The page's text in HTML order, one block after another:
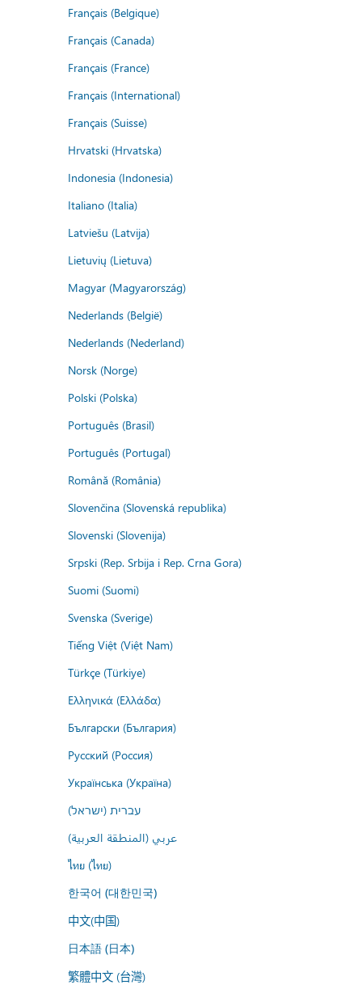
Français (Belgique)
Français (Canada)
Français (France)
Français (International)
Français (Suisse)
Hrvatski (Hrvatska)
Indonesia (Indonesia)
Italiano (Italia)
Latviešu (Latvija)
Lietuvių (Lietuva)
Magyar (Magyarország)
Nederlands (België)
Nederlands (Nederland)
Norsk (Norge)
Polski (Polska)
Português (Brasil)
Português (Portugal)
Română (România)
Slovenčina (Slovenská republika)
Slovenski (Slovenija)
Srpski (Rep. Srbija i Rep. Crna Gora)
Suomi (Suomi)
Svenska (Sverige)
Tiếng Việt (Việt Nam)
Türkçe (Türkiye)
Ελληνικά (Ελλάδα)
Български (България)
Русский (Россия)
Українська (Україна)
עברית (ישראל)
عربي (المنطقة العربية)
ไทย (ไทย)
한국어 (대한민국)
中文(中国)
日本語 (日本)
繁體中文 (台灣)